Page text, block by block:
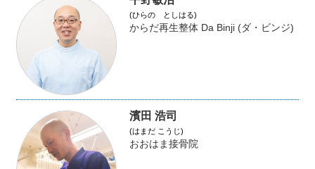
(ひらの としはる)
からだ再生整体 Da Binji (ダ・ビンジ)
濱田 浩司
(はまだ こうじ)
おおはま接骨院